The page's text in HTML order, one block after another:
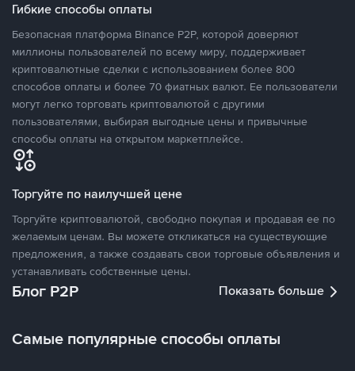
Гибкие способы оплаты
Безопасная платформа Binance P2P, которой доверяют
миллионы пользователей по всему миру, поддерживает
криптовалютные сделки с использованием более 800
способов оплаты и более 70 фиатных валют. Ее пользователи
могут легко торговать криптовалютой с другими
пользователями, выбирая выгодные цены и привычные
способы оплаты на открытом маркетплейсе.
Торгуйте по наилучшей цене
Торгуйте криптовалютой, свободно покупая и продавая ее по
желаемым ценам. Вы можете откликаться на существующие
предложения, а также создавать свои торговые объявления и
устанавливать собственные цены.
Блог P2P Показать больше
Самые популярные способы оплаты